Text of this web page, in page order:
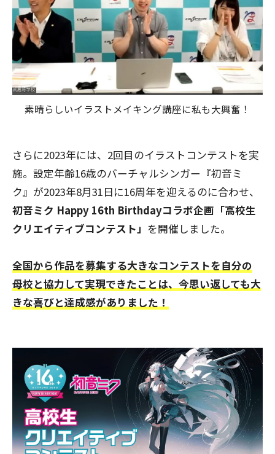
素晴らしいイラストメイキング講座に私も大興奮！
さらに2023年には、2回目のイラストコンテストを実
施。設定年齢16歳のバーチャルシンガー『初音ミ
ク』が2023年8月31日に16周年を迎えるのに合わせ、
初音ミク Happy 16th Birthdayコラボ企画「高校生
クリエイティブコンテスト」 を開催しました。
全国から作品を募集する大きなコンテストを自分の
母校と協力して実現できたことは、今思い返しても大
きな喜びと達成感がありました！